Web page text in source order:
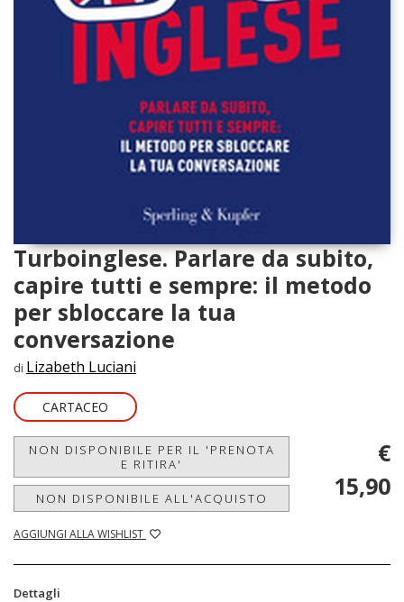
Turboinglese. Parlare da subito,
capire tutti e sempre: il metodo
per sbloccare la tua
conversazione
di Lizabeth Luciani
CARTACEO
NON DISPONIBILE PER IL 'PRENOTA
E RITIRA'
NON DISPONIBILE ALL'ACQUISTO
AGGIUNGI ALLA WISHLIST
€
15,90
Dettagli